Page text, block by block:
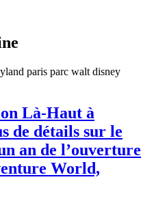
Là-Haut à
de détails sur le
an de l’ouverture
World,